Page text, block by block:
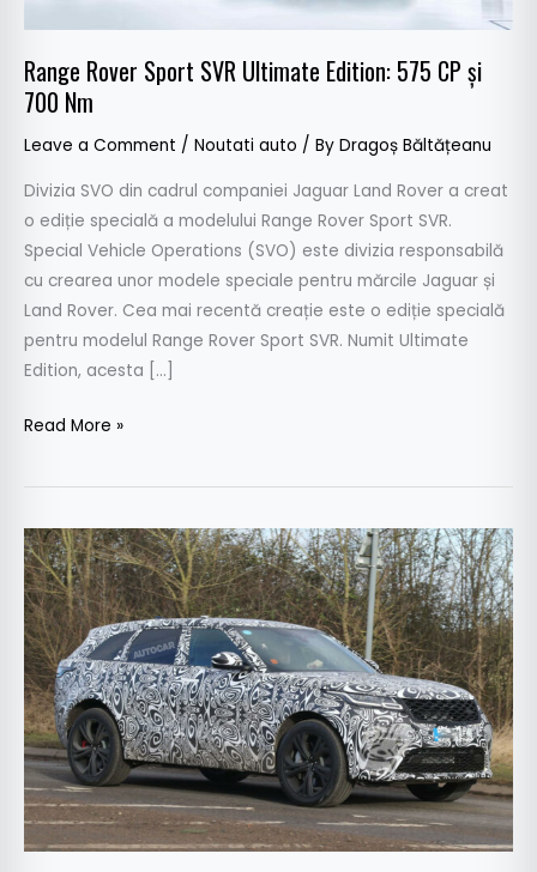
Range Rover Sport SVR Ultimate Edition: 575 CP și
700 Nm
Leave a Comment / Noutati auto / By Dragoș Băltățeanu
Divizia SVO din cadrul companiei Jaguar Land Rover a creat
o ediție specială a modelului Range Rover Sport SVR.
Special Vehicle Operations (SVO) este divizia responsabilă
cu crearea unor modele speciale pentru mărcile Jaguar și
Land Rover. Cea mai recentă creație este o ediție specială
pentru modelul Range Rover Sport SVR. Numit Ultimate
Edition, acesta […]
700
Nm
Read More »
Range
Rover
Velar
în
luptă
cu
BMW
X6
M?